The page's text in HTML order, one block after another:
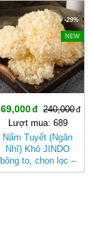
-29%
NEW
240,000
Lượt mua: 689
Nấm Tuyết (Ngân
Nhĩ) Khô JINDO
bông to, chọn lọc –
Nhan, Thanh